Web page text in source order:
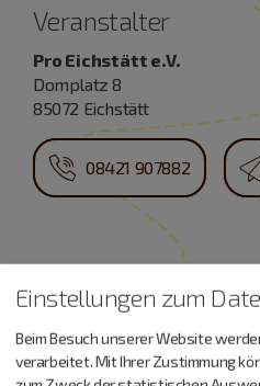
Veranstalter
Pro Eichstätt e.V.
Domplatz 8
85072 Eichstätt
08421 907882
Urlaub
Einstellungen zum
Beim Besuch unserer Website
verarbeitet. Mit Ihrer Zustimmung